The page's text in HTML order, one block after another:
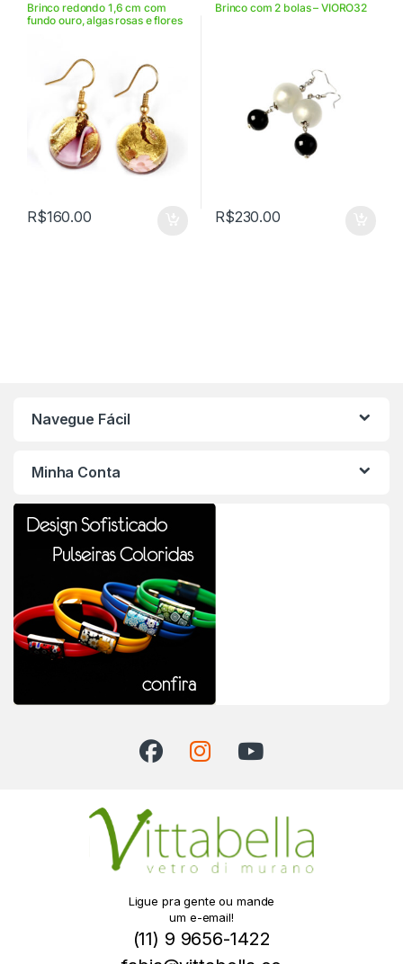
Brinco redondo 1,6 cm com
fundo ouro, algas rosas e flores
R$160.00
Brinco com 2 bolas – VIORO32
R$230.00
Navegue Fácil
Minha Conta
Ligue pra gente ou mande
um e-email!
(11) 9 9656-1422